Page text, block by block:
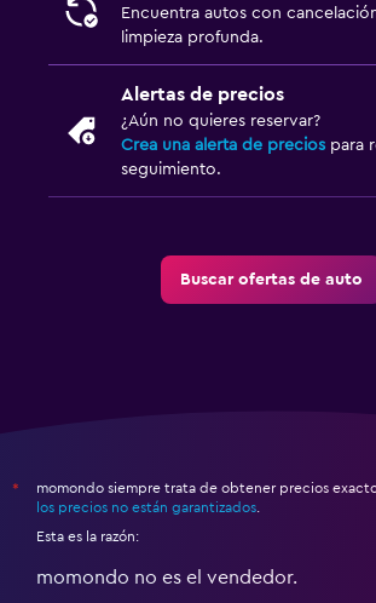
Encuentra autos con
limpieza profunda.
Alertas de precios
¿Aún no quieres reservar?
Crea una alerta de precios para
seguimiento.
Buscar ofertas de auto
*
momondo siempre trata de obtener precios
los precios no están garantizados.
Esta es la razón:
momondo no es el vendedor.